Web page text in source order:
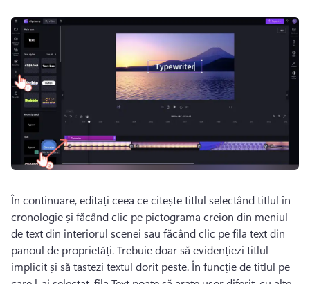
În continuare, editați ceea ce citește titlul selectând titlul în
cronologie și făcând clic pe pictograma creion din meniul
de text din interiorul scenei sau făcând clic pe fila text din
panoul de proprietăți. Trebuie doar să evidențiezi titlul
implicit și să tastezi textul dorit peste. În funcție de titlul pe